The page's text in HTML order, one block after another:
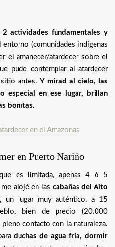
2 actividades fundamentales y
entorno (comunidades indígenas
el amanecer/atardecer sobre el
pude contemplar al atardecer
antes. Y mirad al cielo, las
especial en ese lugar, brillan
bonitas.
en Puerto Nariño
es limitada, apenas 4 ó 5
alojé en las cabañas del Alto
un lugar muy auténtico, a 15
bien de precio (20.000
contacto con la naturaleza.
duchas de agua fría, dormir